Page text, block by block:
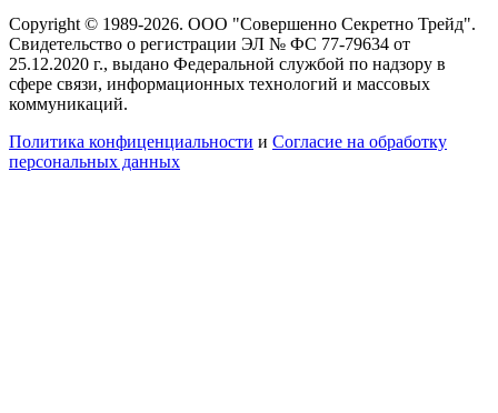
Copyright © 1989-2026. ООО "Совершенно Секретно Трейд".
Свидетельство о регистрации ЭЛ № ФС 77-79634 от
25.12.2020 г., выдано Федеральной службой по надзору в
сфере связи, информационных технологий и массовых
коммуникаций.
Политика конфиценциальности и Согласие на обработку
персональных данных